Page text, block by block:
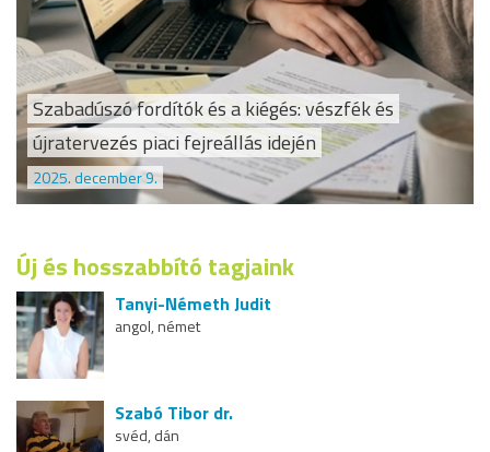
Szabadúszó fordítók és a kiégés: vészfék és
újratervezés piaci fejreállás idején
2025. december 9.
Új és hosszabbító tagjaink
Tanyi-Németh Judit
angol, német
Szabó Tibor dr.
svéd, dán